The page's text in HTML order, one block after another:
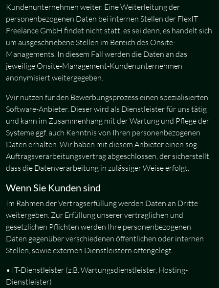
Kundenunternehmen weiter. Eine Weiterleitung der
personenbezogenen Daten bei internen Stellen der FlexIT
Freelance GmbH findet nicht statt, es sei denn, es handelt sich
um ausgeschriebene Stellen im Bereich des Onsite-
Managements. In diesem Fall werden die Daten an das
jeweilige Onsite-Management-Kundenunternehmen
anonymisiert weitergegeben.
Wir nutzen für den Bewerbungsprozess einen spezialisierten
Software-Anbieter. Dieser wird als Dienstleister für uns tätig
und kann im Zusammenhang mit der Wartung und Pflege der
Systeme ggf. auch Kenntnis von Ihren personenbezogenen
Daten erhalten. Wir haben mit diesem Anbieter einen sog.
Auftragsverarbeitungsvertrag abgeschlossen, der sicherstellt,
dass die Datenverarbeitung in zulässiger Weise erfolgt.
Wenn Sie Kunden sind
Im Rahmen der Vertragserfüllung werden Daten an Dritte
weitergeben. Zur Erfüllung unserer vertraglichen und
gesetzlichen Pflichten werden Ihre personenbezogenen
Daten gegenüber verschiedenen öffentlichen oder internen
Stellen, sowie externen Dienstleistern offengelegt.
• IT-Dienstleister (z.B. Wartungsdienstleister, Hosting-
Dienstleister)